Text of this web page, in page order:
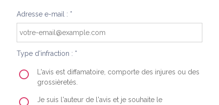
Adresse e-mail : *
Type d'infraction : *
L'avis est diffamatoire, comporte des injures ou des
grossièretés.
Je suis l'auteur de l'avis et je souhaite le